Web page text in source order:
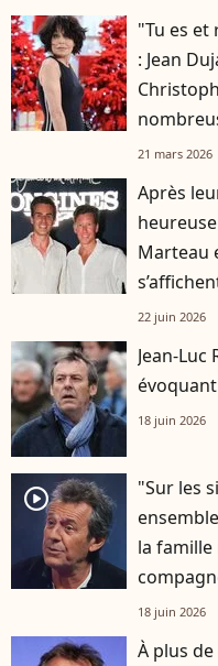
"Tu es
: Jean
dernière
21 mars 2026
Après
Marteau
Paris
22 juin 2026
Jean-
18 juin 2026
player2
"Sur les
la famille
18 juin 2026
À plus de